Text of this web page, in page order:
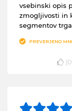
vsebinski opis
zmogljivosti in
segmentov
PREVERJENO
(0